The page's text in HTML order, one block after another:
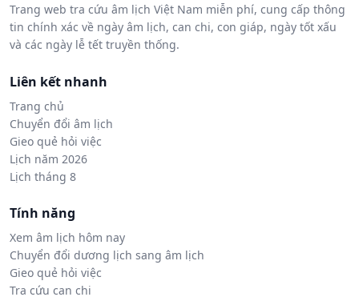
Trang web tra cứu âm lịch Việt Nam miễn phí, cung cấp thông
tin chính xác về ngày âm lịch, can chi, con giáp, ngày tốt xấu
và các ngày lễ tết truyền thống.
Liên kết nhanh
Trang chủ
Chuyển đổi âm lịch
Gieo quẻ hỏi việc
Lịch năm 2026
Lịch tháng 8
Tính năng
Xem âm lịch hôm nay
Chuyển đổi dương lịch sang âm lịch
Gieo quẻ hỏi việc
Tra cứu can chi